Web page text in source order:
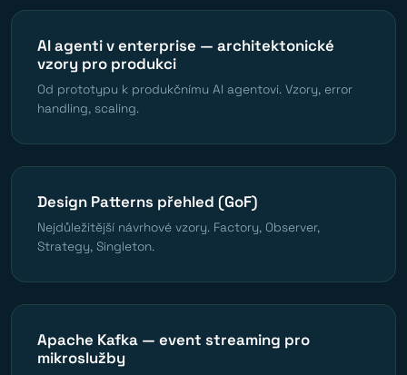
AI agenti v enterprise — architektonické
vzory pro produkci
Od prototypu k produkčnímu AI agentovi. Vzory, error
handling, scaling.
Design Patterns přehled (GoF)
Nejdůležitější návrhové vzory. Factory, Observer,
Strategy, Singleton.
Apache Kafka — event streaming pro
mikroslužby